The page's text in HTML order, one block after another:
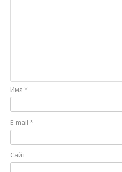
Имя *
E-mail *
Сайт